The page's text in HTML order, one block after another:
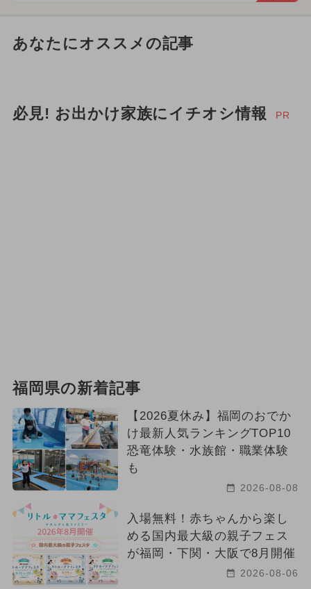
あなたにオススメの記事
必見! お出かけ家族にイチオシ情報 PR
福岡県の新着記事
【2026夏休み】福岡のおでか
け最新人気ランキングTOP10
恐竜体験・水族館・職業体験
も
2026-08-08
入場無料！赤ちゃんから楽し
める国内最大級の親子フェス
が福岡・下関・大阪で8月開催
2026-08-06